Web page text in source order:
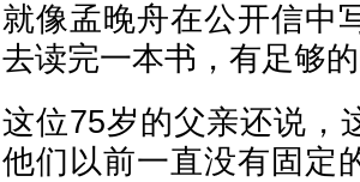
就像孟晚舟在公开信中
去读完一本书，有足够
这位75岁的父亲还说，
他们以前一直没有固定